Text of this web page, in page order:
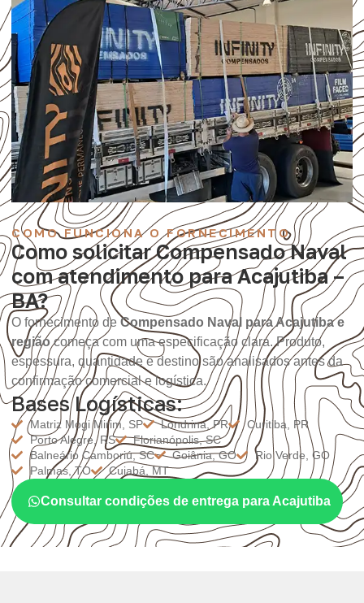
COMO FUNCIONA O FORNECIMENTO
Como solicitar Compensado Naval
com atendimento para Acajutiba –
BA?
O fornecimento de Compensado Naval para Acajutiba e
regiãocomeça com uma especificação clara. Produto,
espessura, quantidade e destino são analisados antes da
confirmação comercial e logística.
Bases Logísticas:
Matriz Mogi Mirim, SP Londrina, PR
Curitiba, PR
Porto Alegre, RS
Florianópolis, SC
Balneário Camboriú, SC
Goiânia, GO
Rio Verde, GO
Palmas, TO
Cuiabá, MT
Consultar condições de entrega para Acajutiba